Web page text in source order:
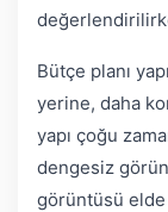
Bütçe planı
yerine, daha
yapı çoğu
dengesiz
görüntüsü